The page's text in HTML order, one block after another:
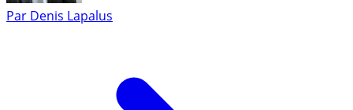
Par Denis Lapalus